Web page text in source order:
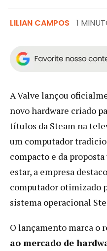
LILIAN CAMPOS 1
A Valve lançou
novo hardware criado
títulos da Steam na
um computador
compacto e da
estar, a empresa
computador otimizado
sistema operacional
O lançamento marca o
ao mercado de